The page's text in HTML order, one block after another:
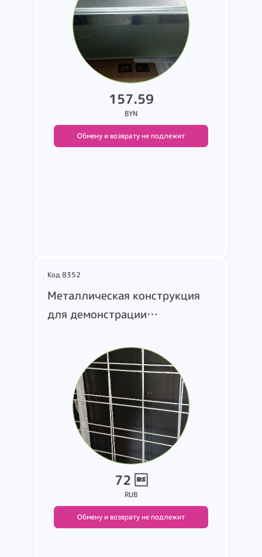
157.59
BYN
Обмену и возврату не подлежит
Код 8352
Металлическая конструкция
для демонстрации
72 
RUB
Обмену и возврату не подлежит